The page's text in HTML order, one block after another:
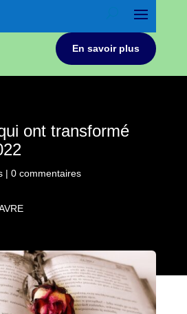
En savoir plus
ont transformé
| 0 commentaires